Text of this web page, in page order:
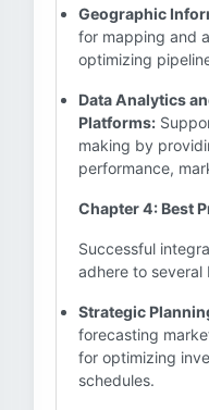
Geographic
for mapping and
optimizing
Data Analytics
Platforms:
making by
performance,
Chapter 4: Best
Successful
adhere to several
Strategic
forecasting
for optimizing
schedules.